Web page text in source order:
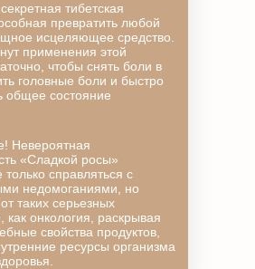
Невероятная
«Сладкой росы»
только справляться с
недомоганиями, но
таких серьезных
как онкология, раскрывая
свойства продуктов,
ресурсы организма
тибетская
превратить любой
исцеляющее средство.
применения этой
чтобы снять боли в
головные боли и быстро
общее состояние